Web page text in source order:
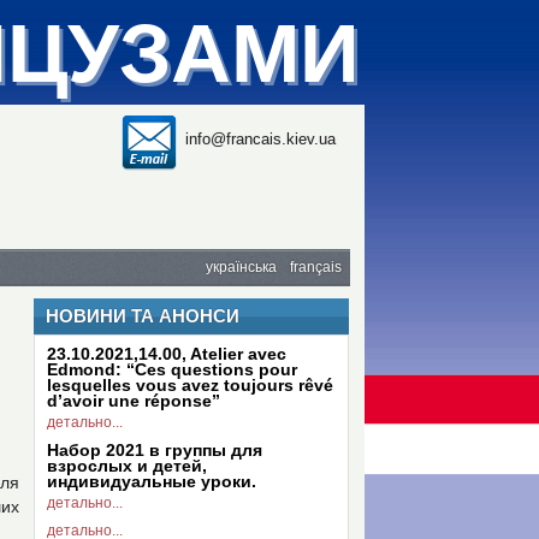
info@francais.kiev.ua
українська français
НОВИНИ ТА АНОНСИ
23.10.2021,14.00, Atelier avec
Edmond: “Ces questions pour
lesquelles vous avez toujours rêvé
d’avoir une réponse”
детально...
Набор 2021 в группы для
взрослых и детей,
индивидуальные уроки.
детально...
детально...